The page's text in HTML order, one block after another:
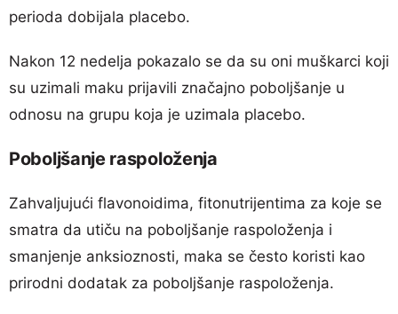
perioda dobijala placebo.
Nakon 12 nedelja pokazalo se da su oni muškarci koji
su uzimali maku prijavili značajno poboljšanje u
odnosu na grupu koja je uzimala placebo.
Poboljšanje raspoloženja
Zahvaljujući flavonoidima, fitonutrijentima za koje se
smatra da utiču na poboljšanje raspoloženja i
smanjenje anksioznosti, maka se često koristi kao
prirodni dodatak za poboljšanje raspoloženja.